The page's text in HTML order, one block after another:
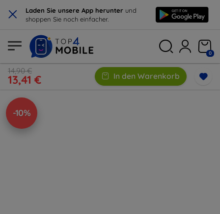
× Laden Sie unsere App herunter und
shoppen Sie noch einfacher.
0
14,90 €
13,41 € In den Warenkorb
-10%